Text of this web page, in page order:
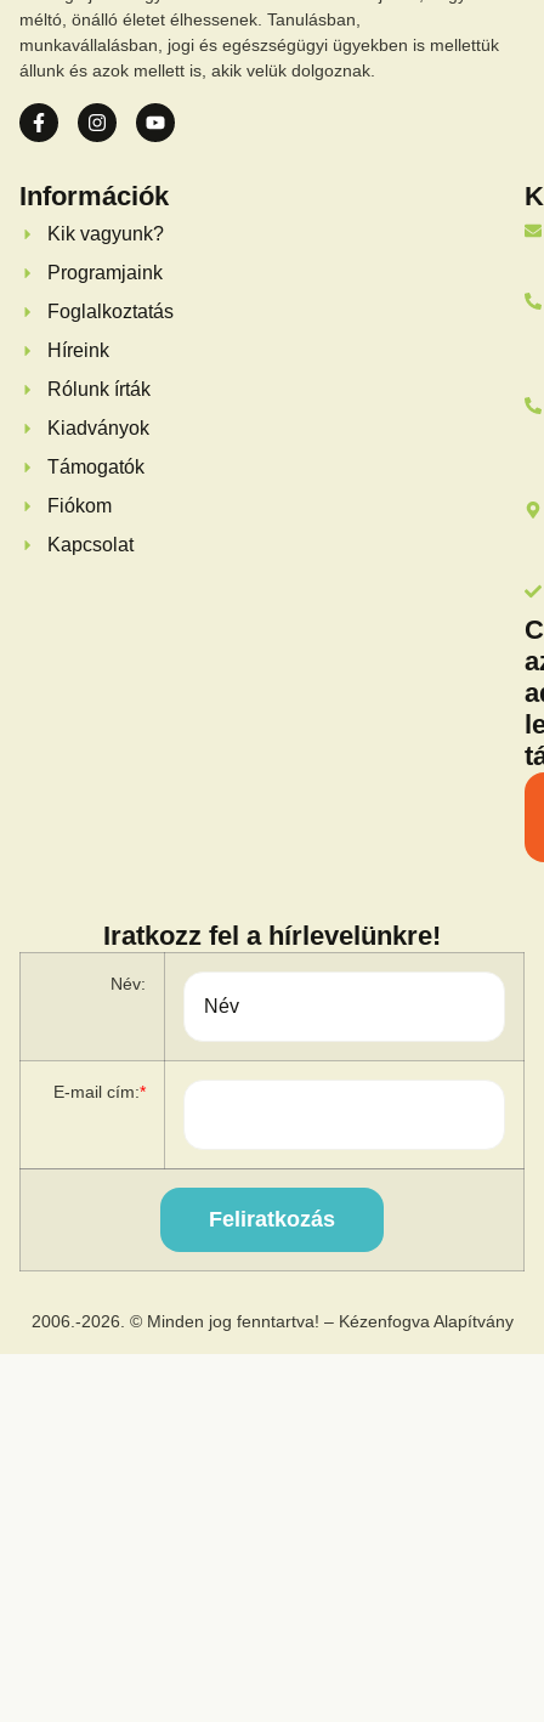
méltó, önálló életet élhessenek. Tanulásban,
munkavállalásban, jogi és egészségügyi ügyekben is mellettük
állunk és azok mellett is, akik velük dolgoznak.
Információk
Kik vagyunk?
Programjaink
Foglalkoztatás
Híreink
Rólunk írták
Kiadványok
Támogatók
Fiókom
Kapcsolat
Iratkozz fel a hírlevelünkre!
Név:
E-mail cím:*
2006.-2026. © Minden jog fenntartva! – Kézenfogva Alapítvány